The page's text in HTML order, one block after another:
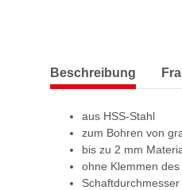
Beschreibung
aus HSS-Stahl
zum Bohren von
bis zu 2 mm
ohne Klemmen
Schaftdurchmesser